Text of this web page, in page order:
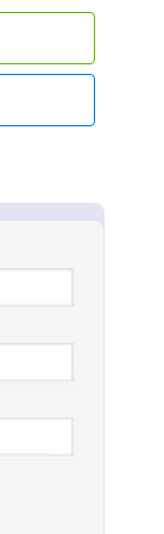
Tudo
algum
mais
o
Google
os